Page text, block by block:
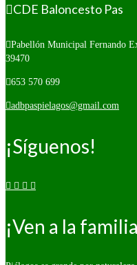
CDE Baloncesto Pas
Pabellón Municipal Fernando
39470
653 570 699
adbpaspielagos@gmail.com
¡Síguenos!
¡Ven a la